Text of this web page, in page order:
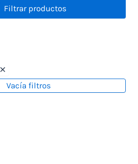
Filtrar productos
Vacía filtros